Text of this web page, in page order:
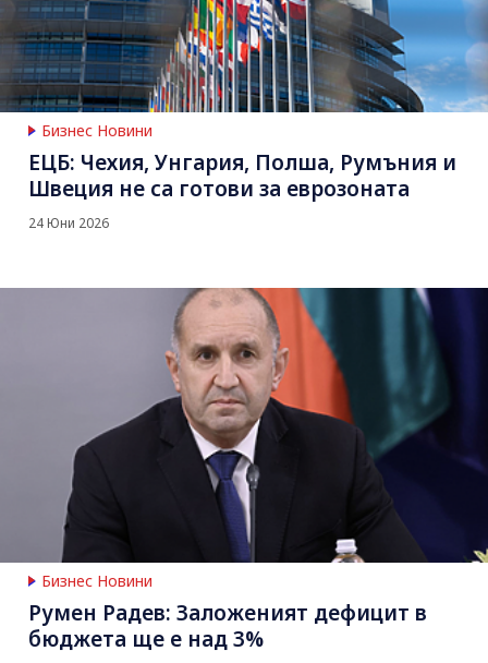
Бизнес Новини
ЕЦБ: Чехия, Унгария, Полша, Румъния и
Швеция не са готови за еврозоната
24 Юни 2026
Бизнес Новини
Румен Радев: Заложеният дефицит в
бюджета ще е над 3%